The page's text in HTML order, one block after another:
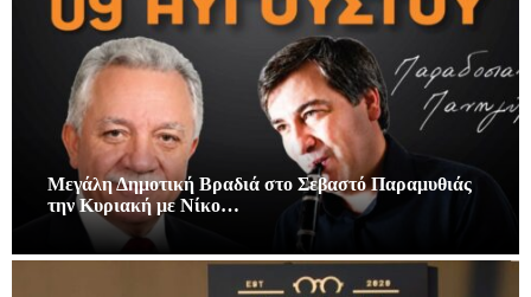
Μεγάλη Δημοτική Βραδιά στο Σεβαστό Παραμυθιάς
την Κυριακή με Νίκο…